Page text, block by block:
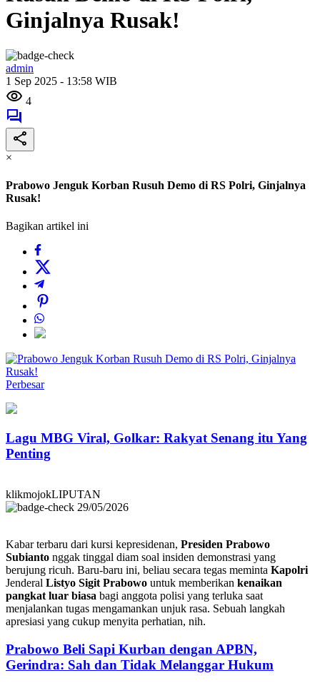
Ginjalnya Rusak!
admin
1 Sep 2025 - 13:58 WIB
4
×
Prabowo Jenguk Korban Rusuh Demo di RS Polri, Ginjalnya
Rusak!
Bagikan artikel ini
Perbesar
Lagu MBG Viral, Golkar: Rakyat Senang itu Yang
Penting
klikmojokLIPUTAN
29/05/2026
Kabar terbaru dari kursi kepresidenan, Presiden Prabowo
Subianto nggak tinggal diam soal insiden demonstrasi yang
berujung ricuh. Baru-baru ini, beliau secara tegas meminta Kapolri
Jenderal Listyo Sigit Prabowo untuk memberikan kenaikan
pangkat luar biasa bagi anggota polisi yang terluka saat
menjalankan tugas mengamankan unjuk rasa. Sebuah langkah
apresiasi yang cukup menyita perhatian, nih.
Prabowo Beli Sapi Kurban dengan APBN,
Gerindra: Sah dan Tidak Melanggar Hukum